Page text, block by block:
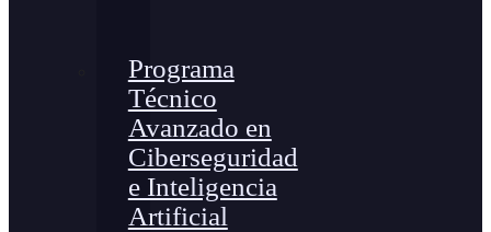
Programa
Técnico
Avanzado en
Ciberseguridad
e Inteligencia
Artificial